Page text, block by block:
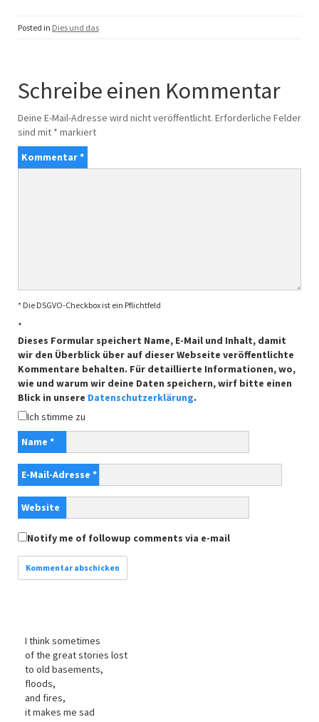
Posted in Dies und das
Schreibe einen Kommentar
Deine E-Mail-Adresse wird nicht veröffentlicht. Erforderliche Felder
sind mit * markiert
Kommentar*
* Die DSGVO-Checkbox ist ein Pflichtfeld
*
Dieses Formular speichert Name, E-Mail und Inhalt, damit
wir den Überblick über auf dieser Webseite veröffentlichte
Kommentare behalten. Für detaillierte Informationen, wo,
wie und warum wir deine Daten speichern, wirf bitte einen
Blick in unsere Datenschutzerklärung.
Ich stimme zu
Name *
E-Mail-Adresse *
Website
Notify me of followup comments via e-mail
I think sometimes
of the great stories lost
to old basements,
floods,
and fires,
it makes me sad